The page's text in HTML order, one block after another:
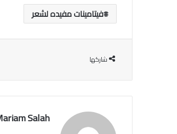
فيتامينات مفيده لشعر
شاركها
Salah